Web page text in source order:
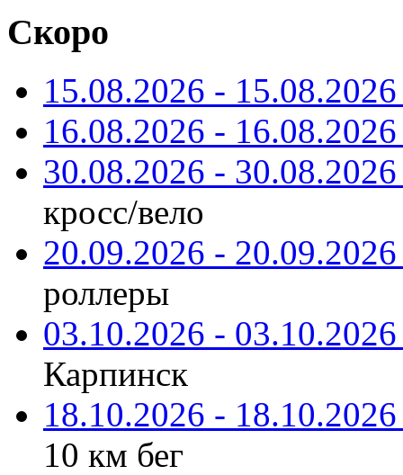
Скоро
15.08.2026 -
16.08.2026 -
30.08.2026 -
кросс/вело
20.09.2026 -
роллеры
03.10.2026 -
Карпинск
18.10.2026 -
10 км бег